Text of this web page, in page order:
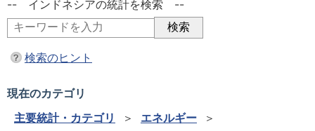
-- インドネシアの統計を検索 --
検索のヒント
現在のカテゴリ
主要統計・カテゴリ
＞ エネルギー ＞